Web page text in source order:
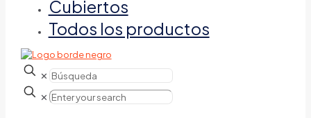
Cubiertos
Todos los productos
✕
✕